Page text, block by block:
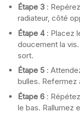
Étape 3 :
radiateur, côté
Étape 4: Placez
doucement la vis.
sort.
Étape 5 :
bulles. Refermez
Étape 6 :
le bas. Rallumez